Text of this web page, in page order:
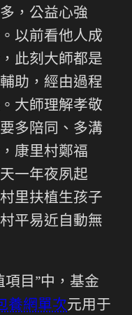
，公益心強
以前看他人成
此刻大師都是
助，經由過程
大師理解孝敬
多陪同、多溝
康里村鄭福
一年夜夙起
里扶植生孩子
平易近自動無
項目”中，基金
養網單次元用于